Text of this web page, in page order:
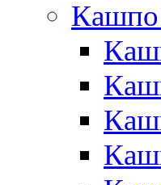
Кашпо